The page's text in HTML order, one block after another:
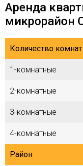
Аренда
микрорайон
Количество комнат
1-комнатные
2-комнатные
3-комнатные
4-комнатные
Район